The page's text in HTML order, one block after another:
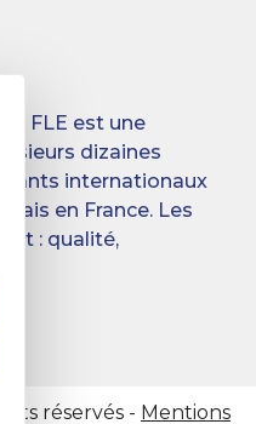
FLE est une
dizaines
internationaux
en France. Les
: qualité,
réservés - Mentions
le